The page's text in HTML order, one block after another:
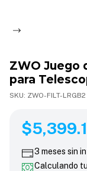
ZWO Juego
para
SKU: ZWO-FILT-LRGB2
$5,399.10
3 meses sin
Calculando